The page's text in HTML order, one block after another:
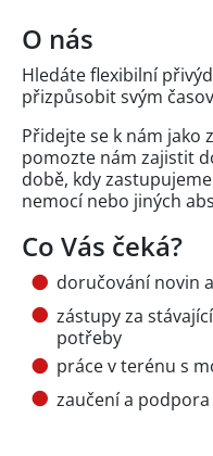
O nás
Hledáte flexibilní
přizpůsobit svým
Přidejte se k nám jako
pomozte nám zajistit
době, kdy
nemocí nebo jiných
Co Vás čeká?
doručování novin
zástupy za
potřeby
práce v terénu s
zaučení a